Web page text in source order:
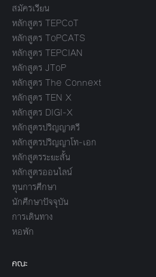
สมัครเรียน
หลักสูตร TEPCoT
หลักสูตร ToPCATS
หลักสูตร TEPCIAN
หลักสูตร JToP
หลักสูตร The Connext
หลักสูตร TEN X
หลักสูตร DIGI-X
หลักสูตรปริญญาตรี
หลักสูตรปริญญาโท-เอก
หลักสูตรระยะสั้น
หลักสูตรออนไลน์
ทุนการศึกษา
นักศึกษาปัจจุบัน
การเดินทาง
หอพัก
คณะ